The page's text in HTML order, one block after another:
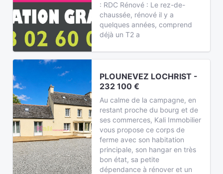
: RDC Rénové : Le rez-de-
chaussée, rénové il y a
quelques années, comprend
déjà un T2 a
PLOUNEVEZ LOCHRIST -
232 100 €
Au calme de la campagne, en
restant proche du bourg et de
ses commerces, Kali Immobilier
vous propose ce corps de
ferme avec son habitation
principale, son hangar en très
bon état, sa petite
dépendance à rénover et un